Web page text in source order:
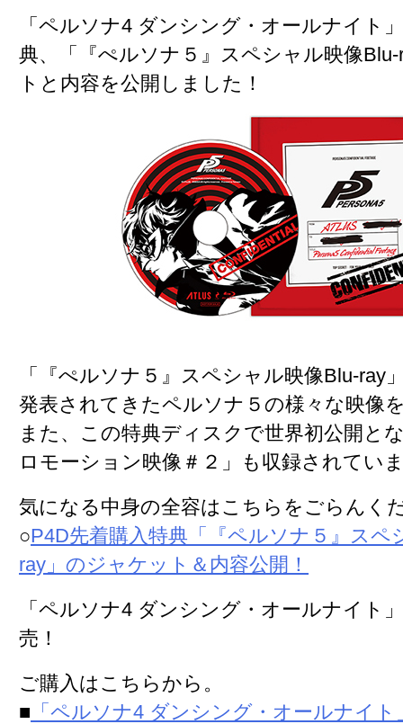
「ペルソナ4 ダンシング・オールナイト
典、「『ぺルソナ５』スペシャル映像
トと内容を公開しました ！
「『ぺルソナ５』スペシャル映像Blu-ray
発表されてきたペルソナ５の様々な映像
また、この特典ディスクで世界初公開と
ロモーション映像＃２ 」も収録されてい
気になる中身の全容はこちらをごらんく
○P4D先着購入特典「『ペルソナ５』スペ
ray」のジャケット＆内容公開！
「ペルソナ4 ダンシング・オールナイト
売！
ご購入はこちらから。
■ 「ペルソナ4 ダンシング・オールナイ